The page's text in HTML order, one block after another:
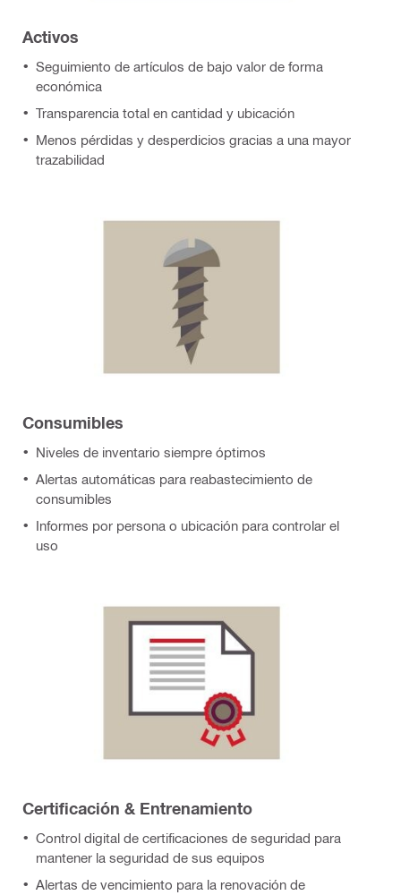
Activos
Seguimiento de artículos de bajo valor de forma
económica
Transparencia total en cantidad y ubicación
Menos pérdidas y desperdicios gracias a una mayor
trazabilidad
Consumibles
Niveles de inventario siempre óptimos
Alertas automáticas para reabastecimiento de
consumibles
Informes por persona o ubicación para controlar el
uso
Certificación & Entrenamiento
Control digital de certificaciones de seguridad para
mantener la seguridad de sus equipos
Alertas de vencimiento para la renovación de